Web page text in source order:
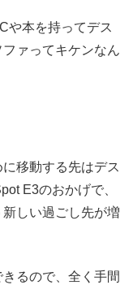
や本を持ってデス
ァってキケンなん
移動する先はデス
E3のおかげで、
しい過ごし先が増
るので、全く手間